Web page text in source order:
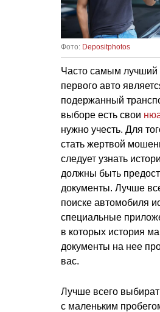
Фото: Depositphotos
Часто самым лучший
первого авто
подержанный
выборе есть свои
нужно учесть. Для
стать жертвой
следует узнать
должны быть
документы. Лучше
поиске автомобиля
специальные
в которых история
документы на нее
вас.
Лучше всего
с маленьким